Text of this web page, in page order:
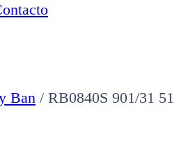
Ban / RB0840S 901/31 51